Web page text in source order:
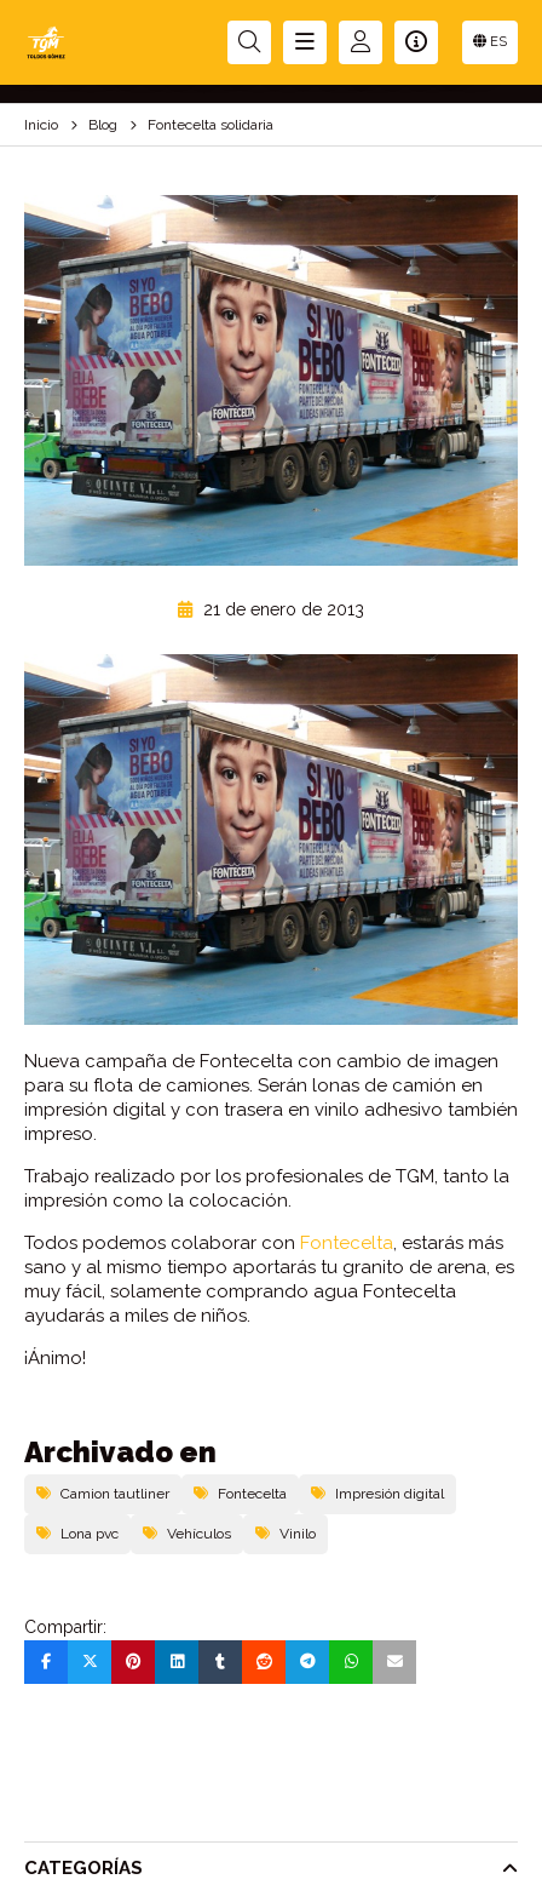
ES
FONTECELTA SOLIDARIA
Inicio Blog Fontecelta solidaria
21 de enero de 2013
Nueva campaña de Fontecelta con cambio de imagen
para su flota de camiones. Serán lonas de camión en
impresión digital y con trasera en vinilo adhesivo también
impreso.
Trabajo realizado por los profesionales de TGM, tanto la
impresión como la colocación.
Todos podemos colaborar con Fontecelta, estarás más
sano y al mismo tiempo aportarás tu granito de arena, es
muy fácil, solamente comprando agua Fontecelta
ayudarás a miles de niños.
¡Ánimo!
Archivado en
Camion tautliner Fontecelta Impresión digital
Lona pvc Vehí­culos Vinilo
Compartir:
CATEGORÍAS